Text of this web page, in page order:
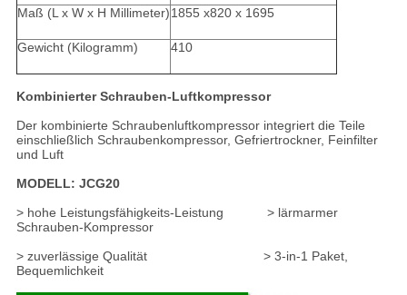
Maß (L x W x H Millimeter)1855 x820 x 1695
Gewicht (Kilogramm) 410
Kombinierter Schrauben-Luftkompressor
Der kombinierte Schraubenluftkompressor integriert die Teile
einschließlich Schraubenkompressor, Gefriertrockner, Feinfilter
und Luft
MODELL: JCG20
> hohe Leistungsfähigkeits-Leistung > lärmarmer
Schrauben-Kompressor
> zuverlässige Qualität > 3-in-1 Paket,
Bequemlichkeit